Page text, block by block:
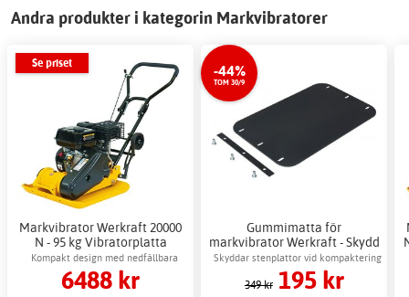
Andra produkter i kategorin Markvibratorer
Se priset
Markvibrator Werkraft 20000
N - 95 kg Vibratorplatta
Padda Grus
Kompakt design med nedfällbara
transporthjul
6488 kr
-44%
TOM 30/9
Gummimatta för
markvibrator Werkraft - Skydd
för padda grus
Skyddar stenplattor vid kompaktering
349 kr 195 kr